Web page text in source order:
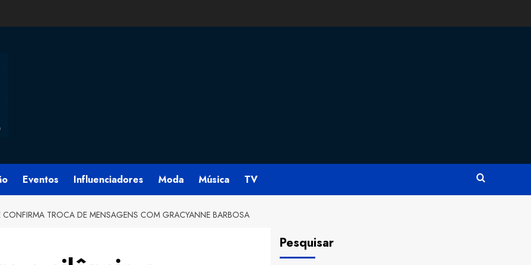
Eventos Influenciadores Moda Música TV
TROCA DE MENSAGENS COM GRACYANNE BARBOSA
Pesquisar